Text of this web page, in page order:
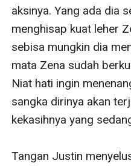
aksinya. Yang ada dia
menghisap kuat leher
sebisa mungkin dia
mata Zena sudah
Niat hati ingin
sangka dirinya akan
kekasihnya yang
Tangan Justin